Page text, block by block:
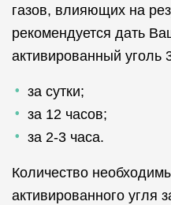
газов, влияющих на
рекомендуется дать
активированный уголь
за сутки;
за 12 часов;
за 2-3 часа.
Количество
активированного угля